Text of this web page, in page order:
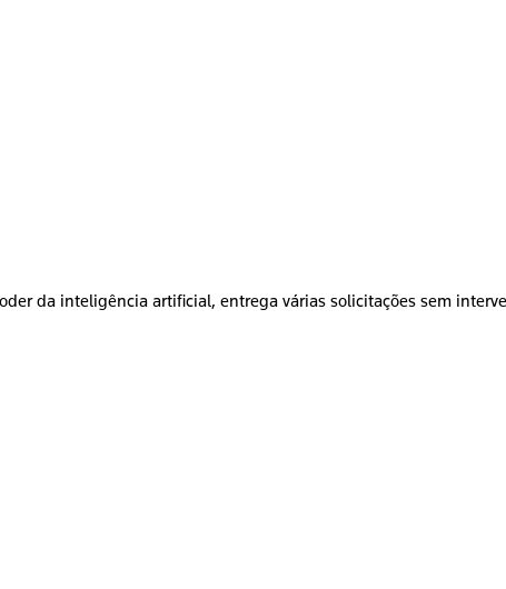
da inteligência artificial, entrega várias solicitações sem